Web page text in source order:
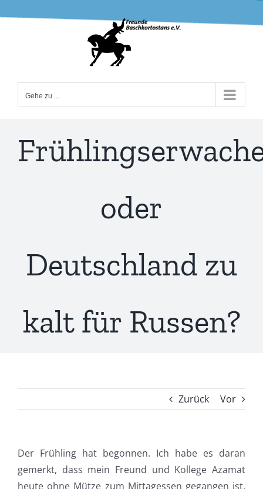
Gehe zu ...
oder
Deutschland zu
kalt für Russen?
Zurück Vor
Der Frühling hat begonnen. Ich habe es daran
gemerkt, dass mein Freund und Kollege Azamat
heute ohne Mütze zum Mittagessen gegangen ist.